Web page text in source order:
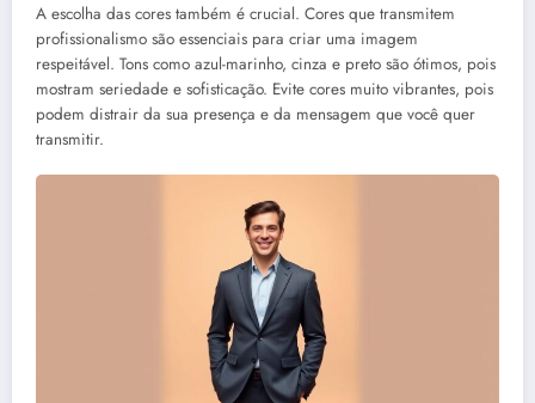
A escolha das cores também é crucial. Cores que transmitem
profissionalismo são essenciais para criar uma imagem
respeitável. Tons como azul-marinho, cinza e preto são ótimos, pois
mostram seriedade e sofisticação. Evite cores muito vibrantes, pois
podem distrair da sua presença e da mensagem que você quer
transmitir.